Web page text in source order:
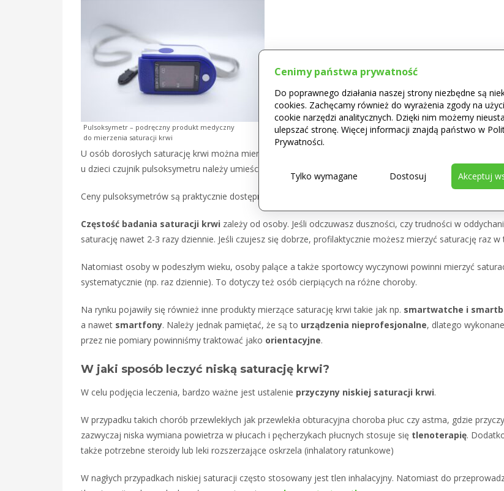
Pulsoksymetr – podręczny produkt medyczny
do mierzenia saturacji krwi
U osób dorosłych saturację krwi można mierzyć na palcu, na skrzydełku nosa albo na małżowinie usznej.
u dzieci czujnik pulsoksymetru należy umieścić na nadgarstku albo na prawej stopie.
Ceny pulsoksymetrów są praktycznie dostępne na każdą kieszeń.
Częstość badania saturacji krwi zależy od osoby. Jeśli odczuwasz duszności, czy trudności w
saturację nawet 2-3 razy dziennie. Jeśli czujesz się dobrze, profilaktycznie możesz mierzyć saturację raz w
Natomiast osoby w podeszłym wieku, osoby palące a także sportowcy wyczynowi powinni mierzyć
systematycznie (np. raz dziennie). To dotyczy też osób cierpiących na różne choroby.
Na rynku pojawiły się również inne produkty mierzące saturację krwi takie jak np. smartwatche i
a nawet smartfony. Należy jednak pamiętać, że są to urządzenia nieprofesjonalne, dlatego wykonane
przez nie pomiary powinniśmy traktować jako orientacyjne.
W jaki sposób leczyć niską saturację krwi?
W celu podjęcia leczenia, bardzo ważne jest ustalenie przyczyny niskiej saturacji krwi.
W przypadku takich chorób przewlekłych jak przewlekła obturacyjna choroba płuc czy astma, gdzie
zazwyczaj niska wymiana powietrza w płucach i pęcherzykach płucnych stosuje się tlenoterapię.
także potrzebne steroidy lub leki rozszerzające oskrzela (inhalatory ratunkowe)
W nagłych przypadkach niskiej saturacji często stosowany jest tlen inhalacyjny. Natomiast do
Cenimy państwa prywatność
Do poprawnego działania naszej strony niezbędne są
cookies. Zachęcamy również do wyrażenia zgody na
cookie narzędzi analitycznych. Dzięki nim możemy
ulepszać stronę. Więcej informacji znajdą państwo w
Prywatności.
Dostosuj
Tylko wymagane Akceptuj